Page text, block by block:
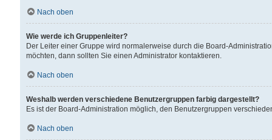
Nach oben
Wie werde ich Gruppenleiter?
Der Leiter einer Gruppe wird normalerweise durch die Board-
möchten, dann sollten Sie einen Administrator kontaktieren.
Nach oben
Weshalb werden verschiedene Benutzergruppen farbig dargestellt?
Es ist der Board-Administration möglich, den Benutzergruppen
Nach oben